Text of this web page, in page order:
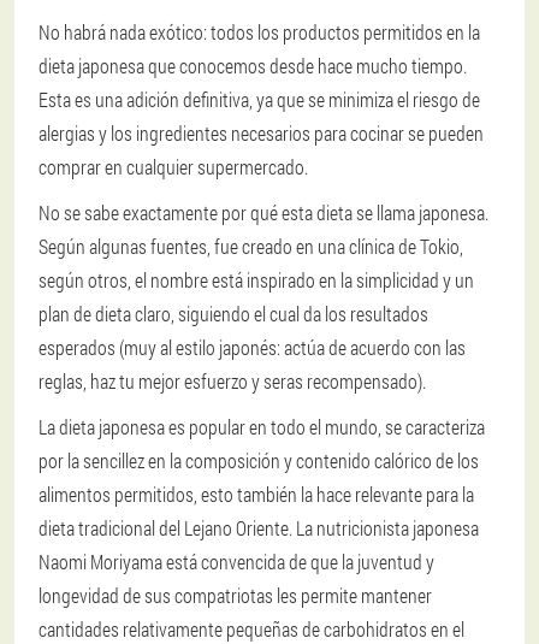
No habrá nada exótico: todos los productos permitidos en la
dieta japonesa que conocemos desde hace mucho tiempo.
Esta es una adición definitiva, ya que se minimiza el riesgo de
alergias y los ingredientes necesarios para cocinar se pueden
comprar en cualquier supermercado.
No se sabe exactamente por qué esta dieta se llama japonesa.
Según algunas fuentes, fue creado en una clínica de Tokio,
según otros, el nombre está inspirado en la simplicidad y un
plan de dieta claro, siguiendo el cual da los resultados
esperados (muy al estilo japonés: actúa de acuerdo con las
reglas, haz tu mejor esfuerzo y seras recompensado).
La dieta japonesa es popular en todo el mundo, se caracteriza
por la sencillez en la composición y contenido calórico de los
alimentos permitidos, esto también la hace relevante para la
dieta tradicional del Lejano Oriente. La nutricionista japonesa
Naomi Moriyama está convencida de que la juventud y
longevidad de sus compatriotas les permite mantener
cantidades relativamente pequeñas de carbohidratos en el